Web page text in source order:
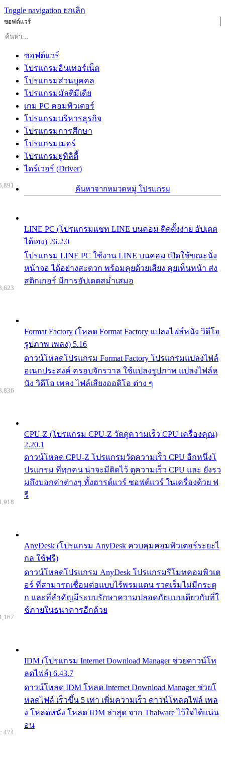
Toggle navigation ยกเลิก
ซอฟต์แวร์
ซอฟต์แวร์
โปรแกรมอินเทอร์เน็ต
โปรแกรมส่วนบุคคล
โปรแกรมมัลติมีเดีย
เกม PC คอมพิวเตอร์
โปรแกรมบริหารธุรกิจ
โปรแกรมการศึกษา
โปรแกรมเมอร์
โปรแกรมยูทิลิตี้
ไดร์เวอร์ (Driver)
ค้นหาจากหมวดหมู่ โปรแกรม
LINE PC (โปรแกรมแชท LINE บนคอม ติดตั้งง่าย อัปเดต
ได้เอง) 26.2.0
โปรแกรม LINE PC ใช้งาน LINE บนคอม เปิดใช้ขณะนั่ง
หน้าจอ ได้อย่างสะดวก พร้อมคุยด้วยเสียง คุยเห็นหน้า ส่ง
สติกเกอร์ มีการอัปเดตสม่ำเสมอ
Format Factory (โหลด Format Factory แปลงไฟล์หนัง วิดีโอ
รูปภาพ เพลง) 5.16
ดาวน์โหลดโปรแกรม Format Factory โปรแกรมแปลงไฟล์
อเนกประสงค์ ครอบจักรวาล ใช้แปลงรูปภาพ แปลงไฟล์ห
นัง วิดีโอ เพลง ไฟล์เสียงออดิโอ ต่าง ๆ
CPU-Z (โปรแกรม CPU-Z วัดดูความเร็ว CPU เครื่องคุณ)
2.20.1
ดาวน์โหลด CPU-Z โปรแกรมวัดความเร็ว CPU อีกหนึ่งโ
ปรแกรม ที่ทุกคน น่าจะมีติดไว้ ดูความเร็ว CPU และ ยังรว
มถึงบอกค่าต่างๆ ทั้งฮารด์แวร์ ซอฟต์แวร์ ในเครื่องด้วย ฟ
รี
AnyDesk (โปรแกรม AnyDesk ควบคุมคอมพิวเตอร์ระยะไ
กล ใช้ฟรี)
ดาวน์โหลดโปรแกรม AnyDesk โปรแกรมรีโมทคอมพิวเต
อร์ ที่สามารถเชื่อมต่อแบบไร้พรมแดน รวดเร็มไม่มีกระตุ
ก และที่สำคัญมีระบบรักษาความปลอดภัยแบบเดียวกับที่ใ
ช้ภายในธนาคารอีกด้วย
IDM (โปรแกรม Internet Download Manager ช่วยดาวน์โห
ลดไฟล์) 6.43.7
ดาวน์โหลด IDM โหลด Internet Download Manager ช่วยโ
หลดไฟล์ เร็วขึ้น 5 เท่า เพิ่มความเร็ว ดาวน์โหลดไฟล์ เพล
ง โหลดหนัง โหลด IDM ล่าสุด จาก Thaiware ไว้ใจได้แน่น
อน
474